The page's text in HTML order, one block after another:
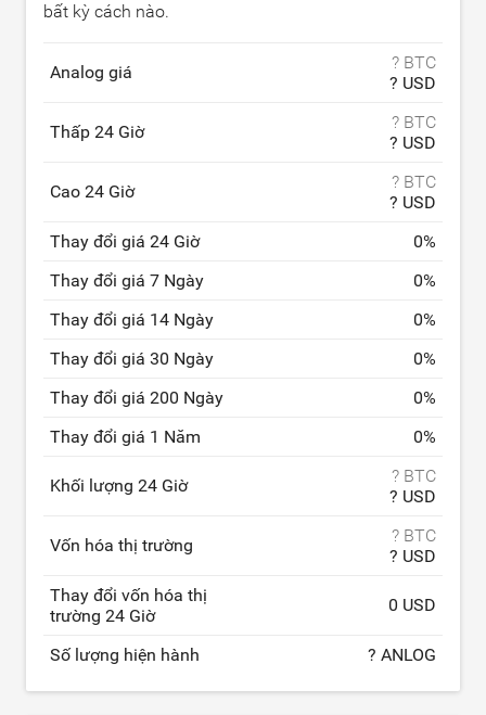
bất kỳ cách nào.
Analog giá
? BTC
? USD
Thấp 24 Giờ
? BTC
? USD
Cao 24 Giờ
? BTC
? USD
Thay đổi giá 24 Giờ
0%
Thay đổi giá 7 Ngày
0%
Thay đổi giá 14 Ngày
0%
Thay đổi giá 30 Ngày
0%
Thay đổi giá 200 Ngày
0%
Thay đổi giá 1 Năm
0%
Khối lượng 24 Giờ
? BTC
? USD
Vốn hóa thị trường
? BTC
? USD
Thay đổi vốn hóa thị
trường 24 Giờ
0 USD
Số lượng hiện hành ? ANLOG